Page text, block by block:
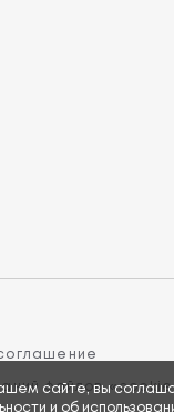
файлов
сайте, вы
и об